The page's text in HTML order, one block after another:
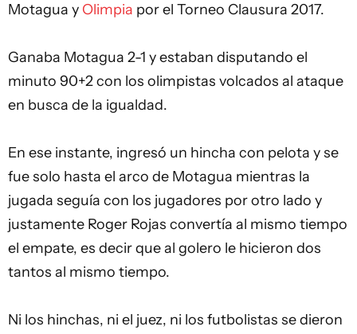
Motagua y Olimpia por el Torneo Clausura 2017.
Ganaba Motagua 2-1 y estaban disputando el
minuto 90+2 con los olimpistas volcados al ataque
en busca de la igualdad.
En ese instante, ingresó un hincha con pelota y se
fue solo hasta el arco de Motagua mientras la
jugada seguía con los jugadores por otro lado y
justamente Roger Rojas convertía al mismo tiempo
el empate, es decir que al golero le hicieron dos
tantos al mismo tiempo.
Ni los hinchas, ni el juez, ni los futbolistas se dieron